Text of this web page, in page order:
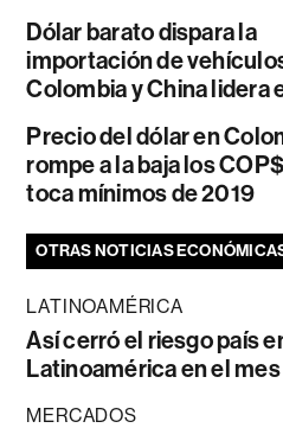
Dólar barato dispara la
importación de
Colombia y China lidera
Precio del dólar en
rompe a la baja los
toca mínimos de 2019
OTRAS NOTICIAS
LATINOAMÉRICA
Así cerró el riesgo país
Latinoamérica en el
MERCADOS